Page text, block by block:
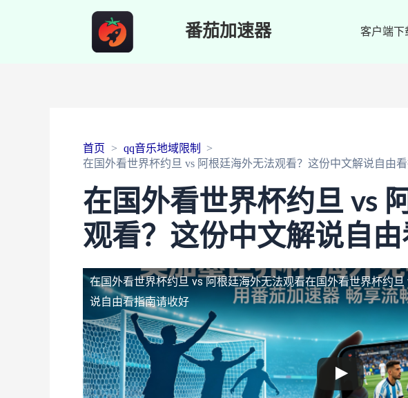
番茄加速器 客户端下
首页
qq音乐地域限制
在国外看世界杯约旦 vs 阿根廷海外无法观看？这份中文解说自由
在国外看世界杯约旦 vs
观看？这份中文解说自
在国外看世界杯约旦 vs 阿根廷海外无法观看在国外看世界杯约
说自由看指南请收好